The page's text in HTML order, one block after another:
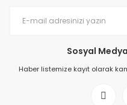
Sosyal
Haber listemize kayıt olarak